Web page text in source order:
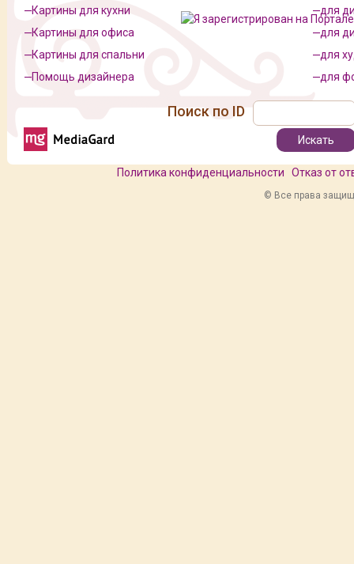
Картины для кухни
Картины для офиса
Картины для спальни
Помощь дизайнера
для
для
для
для
Поиск по ID
Политика конфиденциальности Отказ от
© Все права